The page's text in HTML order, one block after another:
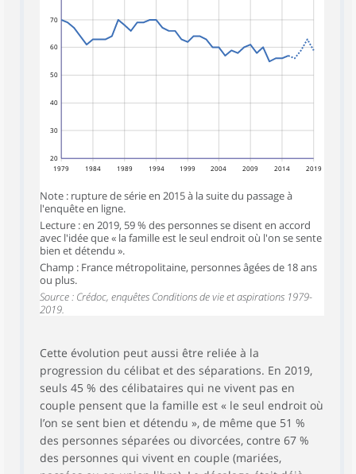
20
30
40
50
60
70
1979 1984 1989 1994 1999 2004 2009 2014 2019
Note : rupture de série en 2015 à la suite du passage à
l'enquête en ligne.
Lecture : en 2019, 59 % des personnes se disent en accord
avec l'idée que « la famille est le seul endroit où l'on se sente
bien et détendu ».
Champ : France métropolitaine, personnes âgées de 18 ans
ou plus.
Source : Crédoc, enquêtes Conditions de vie et aspirations 1979-
2019.
Cette évolution peut aussi être reliée à la
progression du célibat et des séparations. En 2019,
seuls 45 % des célibataires qui ne vivent pas en
couple pensent que la famille est « le seul endroit où
l’on se sent bien et détendu », de même que 51 %
des personnes séparées ou divorcées, contre 67 %
des personnes qui vivent en couple (mariées,